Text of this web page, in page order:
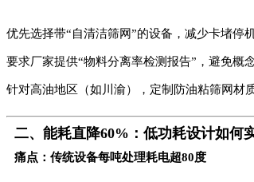
优先选择带“自清洁筛网”的设备，减少卡堵停机
要求厂家提供“物料分离率检测报告”，避免概
针对高油地区（如川渝），定制防油粘筛网材质
二、能耗直降60%：低功耗设计如何
痛点：传统设备每吨处理耗电超80度